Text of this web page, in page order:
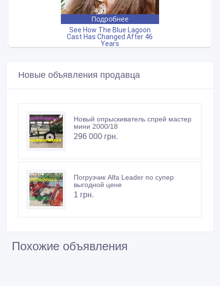
Новые объявления продавца
Новый опрыскиватель спрей мастер
мини 2000/18
296 000 грн.
Погрузчик Alfa Leader по супер
выгодной цене
1 грн.
Похожие объявления